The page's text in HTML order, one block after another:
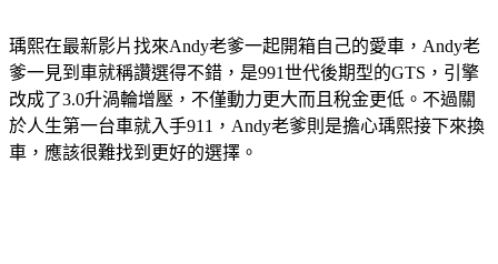
爹一見到車就稱讚選得不錯，是991世代後期型的GTS，引擎
改成了3.0升渦輪增壓，不僅動力更大而且稅金更低。不過關
於人生第一台車就入手911，Andy老爹則是擔心瑀熙接下來換
車，應該很難找到更好的選擇。